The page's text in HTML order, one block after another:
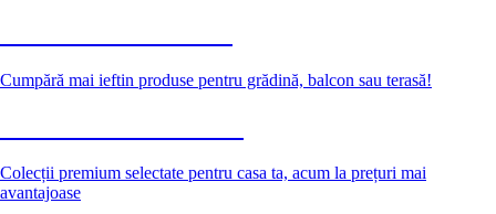
Cumpără mai ieftin produse pentru grădină, balcon sau terasă!
Colecții premium selectate pentru casa ta, acum la prețuri mai
avantajoase